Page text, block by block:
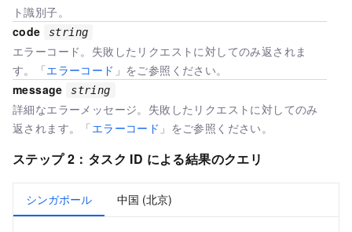
ト識別子。
code
string
エラーコード。失敗したリクエストに対してのみ返されま
す。「エラーコード 」をご参照ください。
message
string
詳細なエラーメッセージ。失敗したリクエストに対してのみ
返されます。「エラーコード 」をご参照ください。
ステップ 2：タスク ID による結果のクエリ
シンガポール 中国 (北京)